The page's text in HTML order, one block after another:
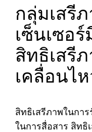
กลุ่มเสรี
เซ็นเซอ
สิทธิเสรี
เคลื่อนไ
สิทธิเสรีภาพในกา
ในการสื่อสาร สิทธิ